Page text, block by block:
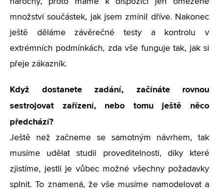
množství součástek, jak jsem zmínil dříve. Nakonec
ještě děláme závěrečné testy a kontrolu v
extrémních podmínkách, zda vše funguje tak, jak si
přeje zákazník.
Když dostanete zadání, začínáte rovnou
sestrojovat zařízení, nebo tomu ještě něco
předchází?
Ještě než začneme se samotným návrhem, tak
musíme udělat studii proveditelnosti, díky které
zjistíme, jestli je vůbec možné všechny požadavky
splnit. To znamená, že vše musíme namodelovat a